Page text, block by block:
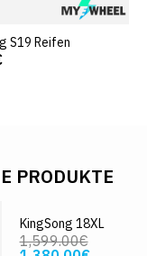
S19 Reifen
PRODUKTE
KingSong 18XL
1,599.00€